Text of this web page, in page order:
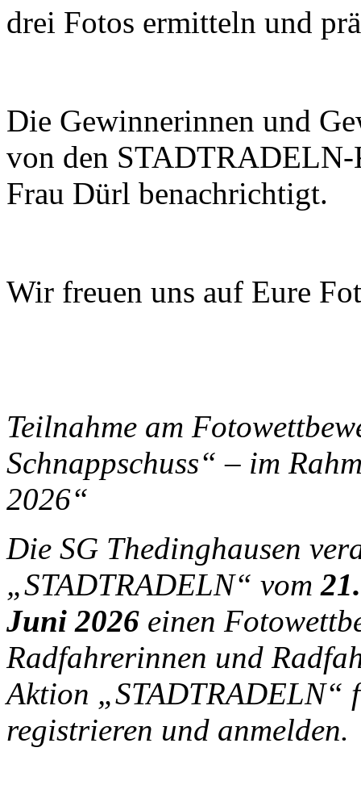
drei Fotos ermitteln und
Die Gewinnerinnen und
von den
Frau Dürl benachrichtigt.
Wir freuen uns auf Eure
Teilnahme am
Schnappschuss“ – im
2026“
Die SG Thedinghausen
„STADTRADELN“ vom
Juni 2026 einen
Radfahrerinnen und
Aktion „STADTRADELN“
registrieren und anmelden.